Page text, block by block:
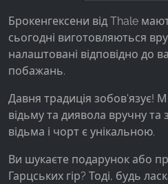
Брокенгексени від Thale
сьогодні виготовляються
налаштовані відповідно до
побажань.
Давня традиція зобов'язує!
відьму та диявола вручну
відьма і чорт є унікальною.
Ви шукаєте подарунок або
Гарцських гір? Тоді, будь
Name:
_fbp, fr, _fbq, fbq
Facebook Ireland Ltd.
Purpose:
Вимірювання реклами та
Cookie duration:
3 місяці - 1 рік